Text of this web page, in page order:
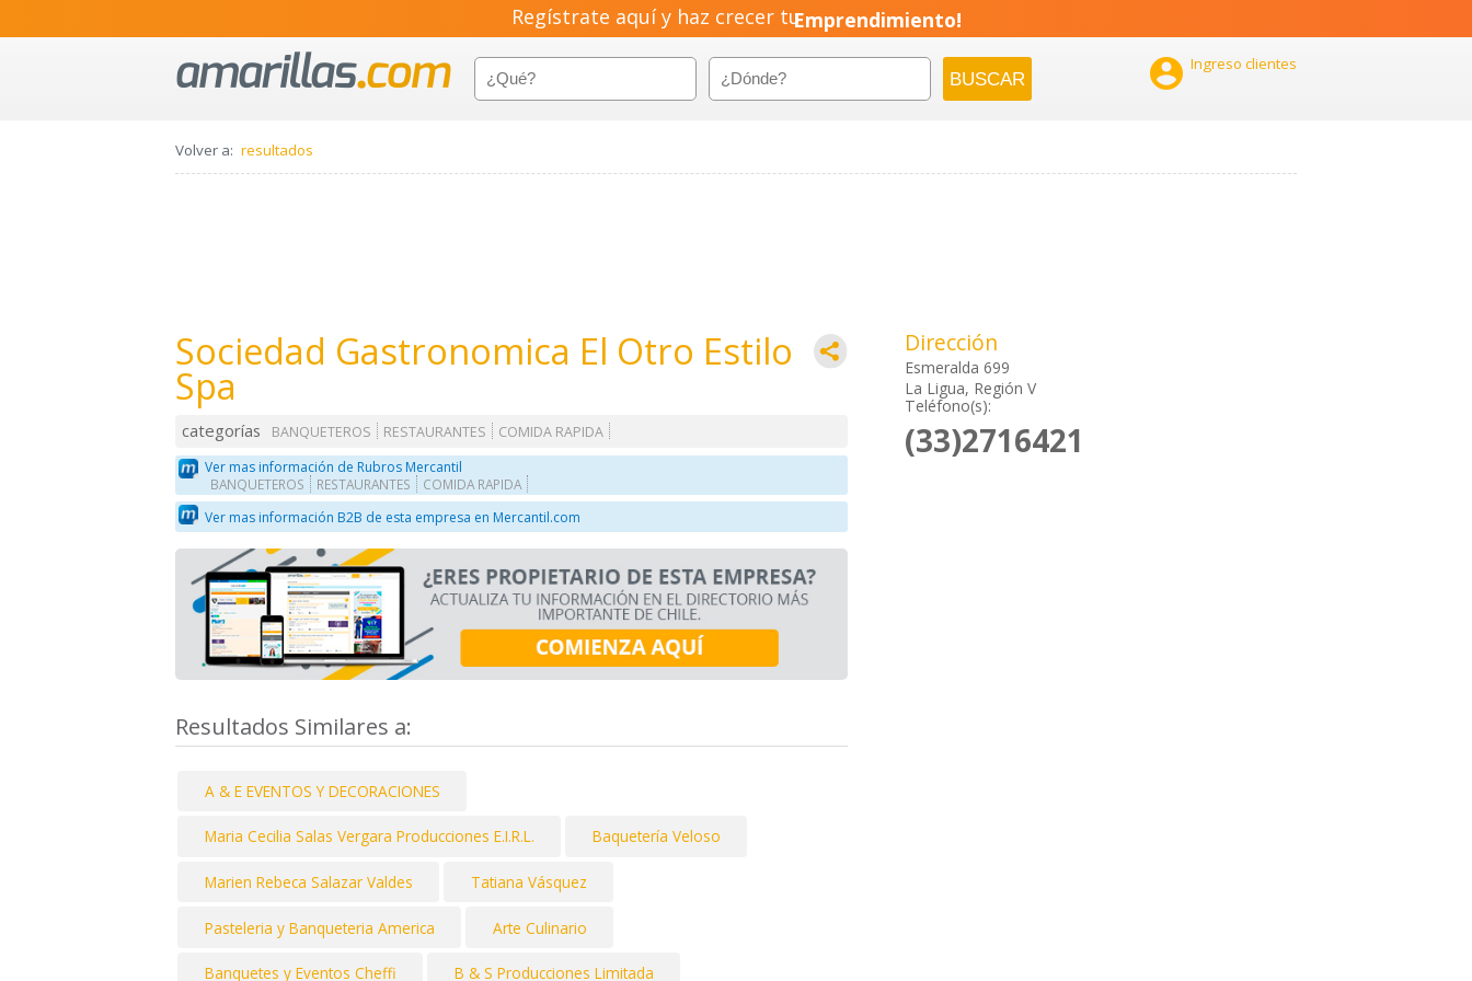
Regístrate aquí y haz crecer tuEmprendimiento!
 Ingreso clientes
Volver a: resultados
Sociedad Gastronomica El Otro Estilo
Spa
categorías BANQUETEROS RESTAURANTES
COMIDA RAPIDA
Ver mas información de Rubros Mercantil
BANQUETEROS RESTAURANTES COMIDA RAPIDA
Ver mas información B2B de esta empresa en Mercantil.com
Resultados Similares a:
A & E EVENTOS Y DECORACIONES
Maria Cecilia Salas Vergara Producciones E.I.R.L. Baquetería Veloso
Marien Rebeca Salazar Valdes Tatiana Vásquez
Pasteleria y Banqueteria America Arte Culinario
Banquetes y Eventos Cheffi B & S Producciones Limitada
Dirección
Esmeralda 699
La Ligua, Región V
Teléfono(s):
(33)2716421